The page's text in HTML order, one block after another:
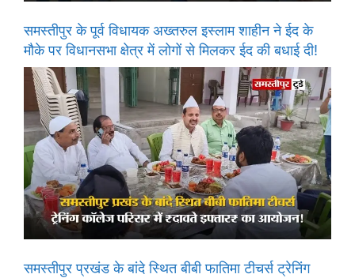
समस्तीपुर के पूर्व विधायक अख्तरुल इस्लाम शाहीन ने ईद के
मौके पर विधानसभा क्षेत्र में लोगों से मिलकर ईद की बधाई दी!
समस्तीपुर प्रखंड के बांदे स्थित बीबी फातिमा टीचर्स ट्रेनिंग